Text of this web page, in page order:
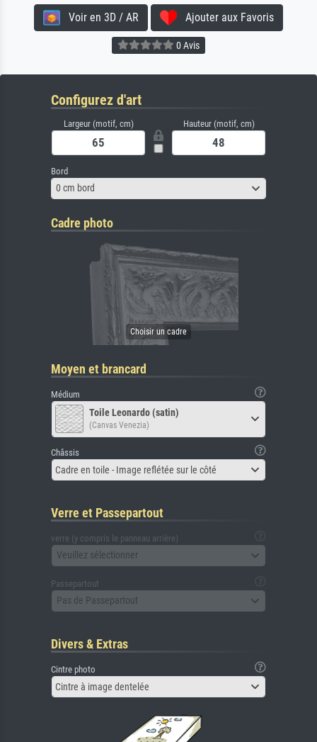
Voir en 3D / AR Ajouter aux Favoris
0 Avis
Configurez d'art
Largeur (motif, cm) Hauteur (motif, cm)
Bord
0 cm bord
Cadre photo
Moyen et brancard
Médium
Toile Leonardo (satin)
(Canvas Venezia)
Châssis
Cadre en toile - Image reflétée sur le côté
Verre et Passepartout
verre (y compris le panneau arrière)
Veuillez sélectionner
Passepartout
Pas de Passepartout
Divers & Extras
Cintre photo
Cintre à image dentelée